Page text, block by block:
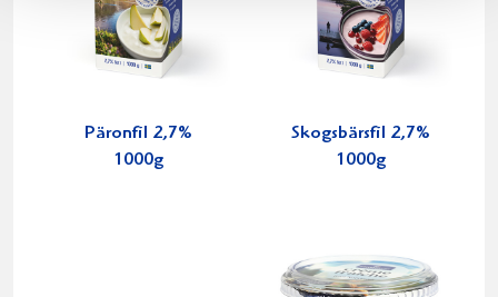
Päronfil 2,7%
1000g
Skogsbärsfil 2,7%
1000g